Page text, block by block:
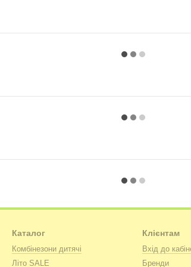
Каталог
Комбінезони дитячі
Літо SALE
Клієнтам
Вхід до
Бренди